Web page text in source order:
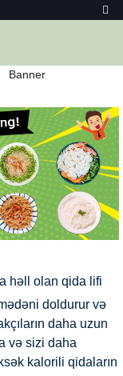
həll olan qida lifi
doldurur və
daha uzun
və sizi daha
kalorili qidaların